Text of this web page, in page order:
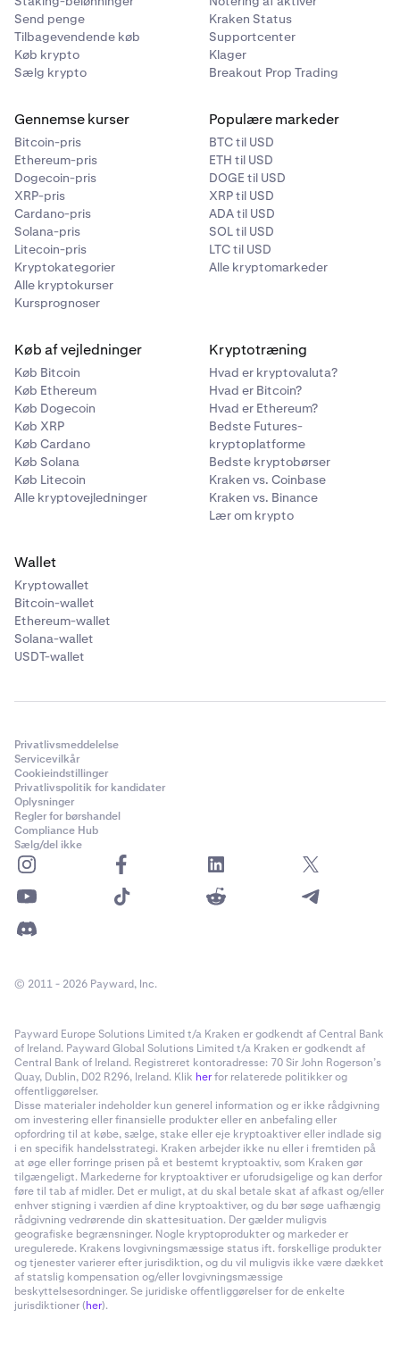
Send penge
Tilbagevendende køb
Køb krypto
Sælg krypto
Kraken Status
Supportcenter
Klager
Breakout Prop Trading
Gennemse kurser
Bitcoin-pris
Ethereum-pris
Dogecoin-pris
XRP-pris
Cardano-pris
Solana-pris
Litecoin-pris
Kryptokategorier
Alle kryptokurser
Kursprognoser
Populære markeder
BTC til USD
ETH til USD
DOGE til USD
XRP til USD
ADA til USD
SOL til USD
LTC til USD
Alle kryptomarkeder
Køb af vejledninger
Køb Bitcoin
Køb Ethereum
Køb Dogecoin
Køb XRP
Køb Cardano
Køb Solana
Køb Litecoin
Alle kryptovejledninger
Kryptotræning
Hvad er kryptovaluta?
Hvad er Bitcoin?
Hvad er Ethereum?
Bedste Futures-
kryptoplatforme
Bedste kryptobørser
Kraken vs. Coinbase
Kraken vs. Binance
Lær om krypto
Wallet
Kryptowallet
Bitcoin-wallet
Ethereum-wallet
Solana-wallet
USDT-wallet
Privatlivsmeddelelse
Servicevilkår
Cookieindstillinger
Privatlivspolitik for kandidater
Oplysninger
Regler for børshandel
Compliance Hub
Sælg/del ikke
© 2011 - 2026 Payward, Inc.
Payward Europe Solutions Limited t/a Kraken er godkendt af Central Bank
of Ireland. Payward Global Solutions Limited t/a Kraken er godkendt af
Central Bank of Ireland. Registreret kontoradresse: 70 Sir John Rogerson’s
Quay, Dublin, D02 R296, Ireland. Klik herfor relaterede politikker og
offentliggørelser.
Disse materialer indeholder kun generel information og er ikke rådgivning
om investering eller finansielle produkter eller en anbefaling eller
opfordring til at købe, sælge, stake eller eje kryptoaktiver eller indlade sig
i en specifik handelsstrategi. Kraken arbejder ikke nu eller i fremtiden på
at øge eller forringe prisen på et bestemt kryptoaktiv, som Kraken gør
tilgængeligt. Markederne for kryptoaktiver er uforudsigelige og kan derfor
føre til tab af midler. Det er muligt, at du skal betale skat af afkast og/eller
enhver stigning i værdien af dine kryptoaktiver, og du bør søge uafhængig
rådgivning vedrørende din skattesituation. Der gælder muligvis
geografiske begrænsninger. Nogle kryptoprodukter og markeder er
uregulerede. Krakens lovgivningsmæssige status ift. forskellige produkter
og tjenester varierer efter jurisdiktion, og du vil muligvis ikke være dækket
af statslig kompensation og/eller lovgivningsmæssige
beskyttelsesordninger. Se juridiske offentliggørelser for de enkelte
jurisdiktioner (her).